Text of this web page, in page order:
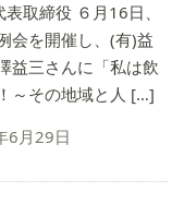
取締役 ６月16日、
会を開催し、(有)益
益三さんに「私は飲
～その地域と人 […]
6月29日